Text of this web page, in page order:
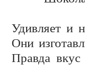
Удивляет и
Они
Правда